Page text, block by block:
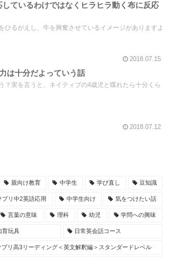
しているわけではなくヒラヒラ動く布に反応
ひるがえし、牛を興奮させているイメージがありますよ
2018.07.15
は十分だよっていう話
？実を言うと、ネイティブの4歳児と喋れたら十分くら
2018.07.12
親向け教育 中学生 学び直し 豆知識
プリ中2英語応用 中学生向け 気をつけたい話
言葉の意味 理科 幼児 学問への興味
育玩具 日常英会話コース
プリ高3リーディング＜英文解釈編＞スタンダードレベル